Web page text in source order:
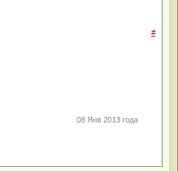
#
08 Янв 2013 года